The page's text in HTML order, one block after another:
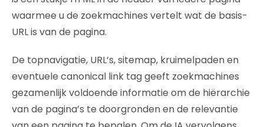
waarmee u de zoekmachines vertelt wat de basis-
URL is van de pagina.
De topnavigatie, URL’s, sitemap, kruimelpaden en
eventuele canonical link tag geeft zoekmachines
gezamenlijk voldoende informatie om de hiërarchie
van de pagina’s te doorgronden en de relevantie